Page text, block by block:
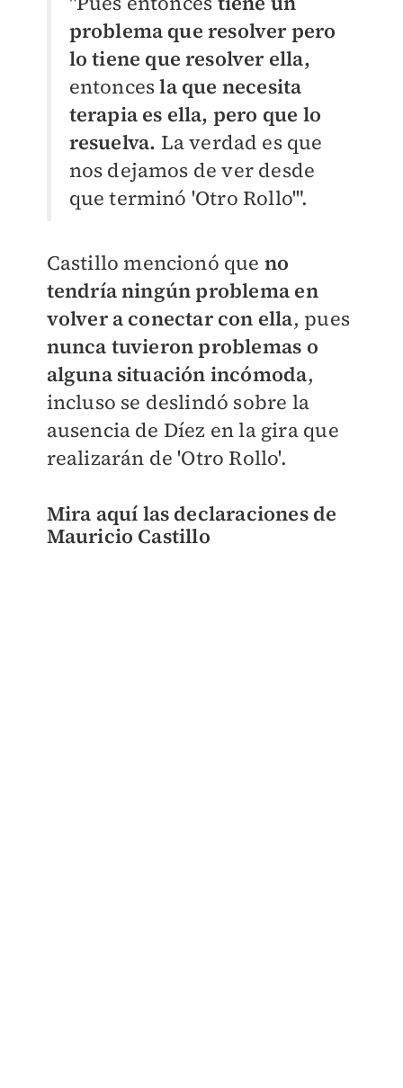
problema que resolver pero
lo tiene que resolver ella,
entoncesla que necesita
terapia es ella, pero que lo
resuelva. La verdad es que
nos dejamos de ver desde
que terminó 'Otro Rollo'".
Castillo mencionó que no
tendría ningún problema en
volver a conectar con ella, pues
nunca tuvieron problemas o
alguna situación incómoda,
incluso se deslindó sobre la
ausencia de Díez en la gira que
realizarán de 'Otro Rollo'.
Mira aquí las declaraciones de
Mauricio Castillo